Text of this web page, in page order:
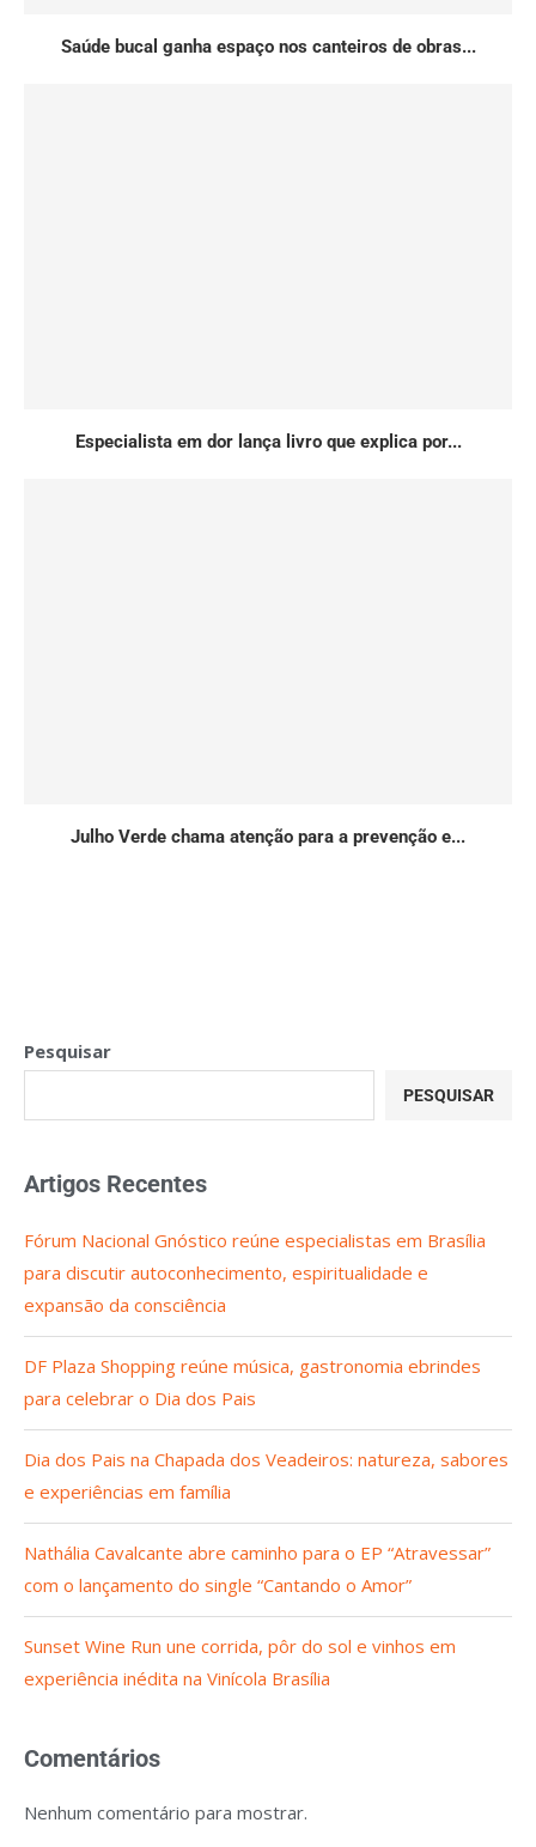
Saúde bucal ganha espaço nos canteiros de obras...
Especialista em dor lança livro que explica por...
Julho Verde chama atenção para a prevenção e...
Pesquisar
PESQUISAR
Artigos Recentes
Fórum Nacional Gnóstico reúne especialistas em Brasília
para discutir autoconhecimento, espiritualidade e
expansão da consciência
DF Plaza Shopping reúne música, gastronomia ebrindes
para celebrar o Dia dos Pais
Dia dos Pais na Chapada dos Veadeiros: natureza, sabores
e experiências em família
Nathália Cavalcante abre caminho para o EP “Atravessar”
com o lançamento do single “Cantando o Amor”
Sunset Wine Run une corrida, pôr do sol e vinhos em
experiência inédita na Vinícola Brasília
Comentários
Nenhum comentário para mostrar.